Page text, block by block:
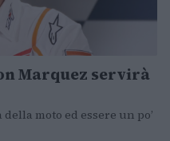
Marquez servirà
moto ed essere un po’